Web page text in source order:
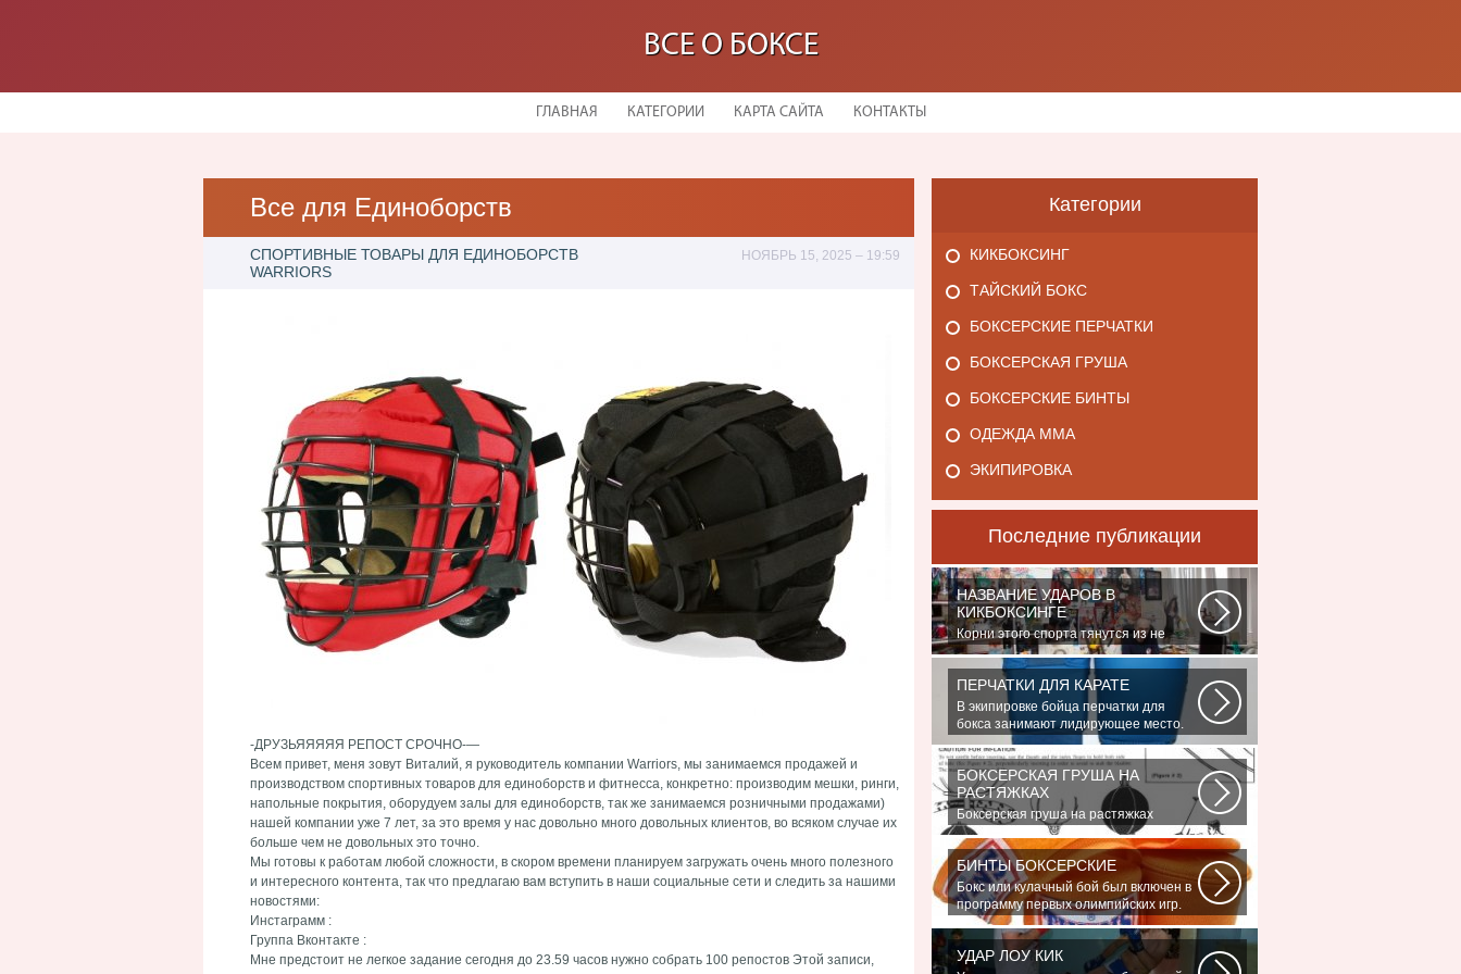
ВСЕ О БОКСЕ
ГЛАВНАЯ КАТЕГОРИИ КАРТА САЙТА КОНТАКТЫ
Все для Единоборств
СПОРТИВНЫЕ ТОВАРЫ ДЛЯ ЕДИНОБОРСТВ
WARRIORS
НОЯБРЬ 15, 2025 – 19:59
-ДРУЗЬЯЯЯЯЯ РЕПОСТ СРОЧНО-—
Всем привет, меня зовут Виталий, я руководитель компании Warriors, мы занимаемся продажей и
производством спортивных товаров для единоборств и фитнесса, конкретно: производим мешки, ринги,
напольные покрытия, оборудуем залы для единоборств, так же занимаемся розничными продажами)
нашей компании уже 7 лет, за это время у нас довольно много довольных клиентов, во всяком случае их
больше чем не довольных это точно.
Мы готовы к работам любой сложности, в скором времени планируем загружать очень много полезного
и интересного контента, так что предлагаю вам вступить в наши социальные сети и следить за нашими
новостями:
Инстаграмм :
Группа Вконтакте :
Мне предстоит не легкое задание сегодня до 23.59 часов нужно собрать 100 репостов Этой записи,
Категории
КИКБОКСИНГ
ТАЙСКИЙ БОКС
БОКСЕРСКИЕ ПЕРЧАТКИ
БОКСЕРСКАЯ ГРУША
БОКСЕРСКИЕ БИНТЫ
ОДЕЖДА ММА
ЭКИПИРОВКА
Последние публикации
НАЗВАНИЕ УДАРОВ В
КИКБОКСИНГЕ
Корни этого спорта тянутся из не
столь далеких 60-70-х годов XX века.
Родина...
ПЕРЧАТКИ ДЛЯ КАРАТЕ
В экипировке бойца перчатки для
бокса занимают лидирующее место.
Нужны...
БОКСЕРСКАЯ ГРУША НА
РАСТЯЖКАХ
Боксерская груша на растяжках
является незаменимым атрибутом
практически...
БИНТЫ БОКСЕРСКИЕ
Бокс или кулачный бой был включен в
программу первых олимпийских игр.
На...
УДАР ЛОУ КИК